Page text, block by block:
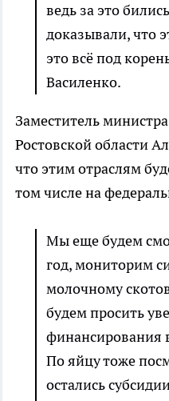
ведь за это
доказывали, что
это всё под
Василенко.
Заместитель
Ростовской области
что этим отраслям
том числе на
Мы еще будем
год, мониторим
молочному
будем просить
финансирования
По яйцу тоже
остались